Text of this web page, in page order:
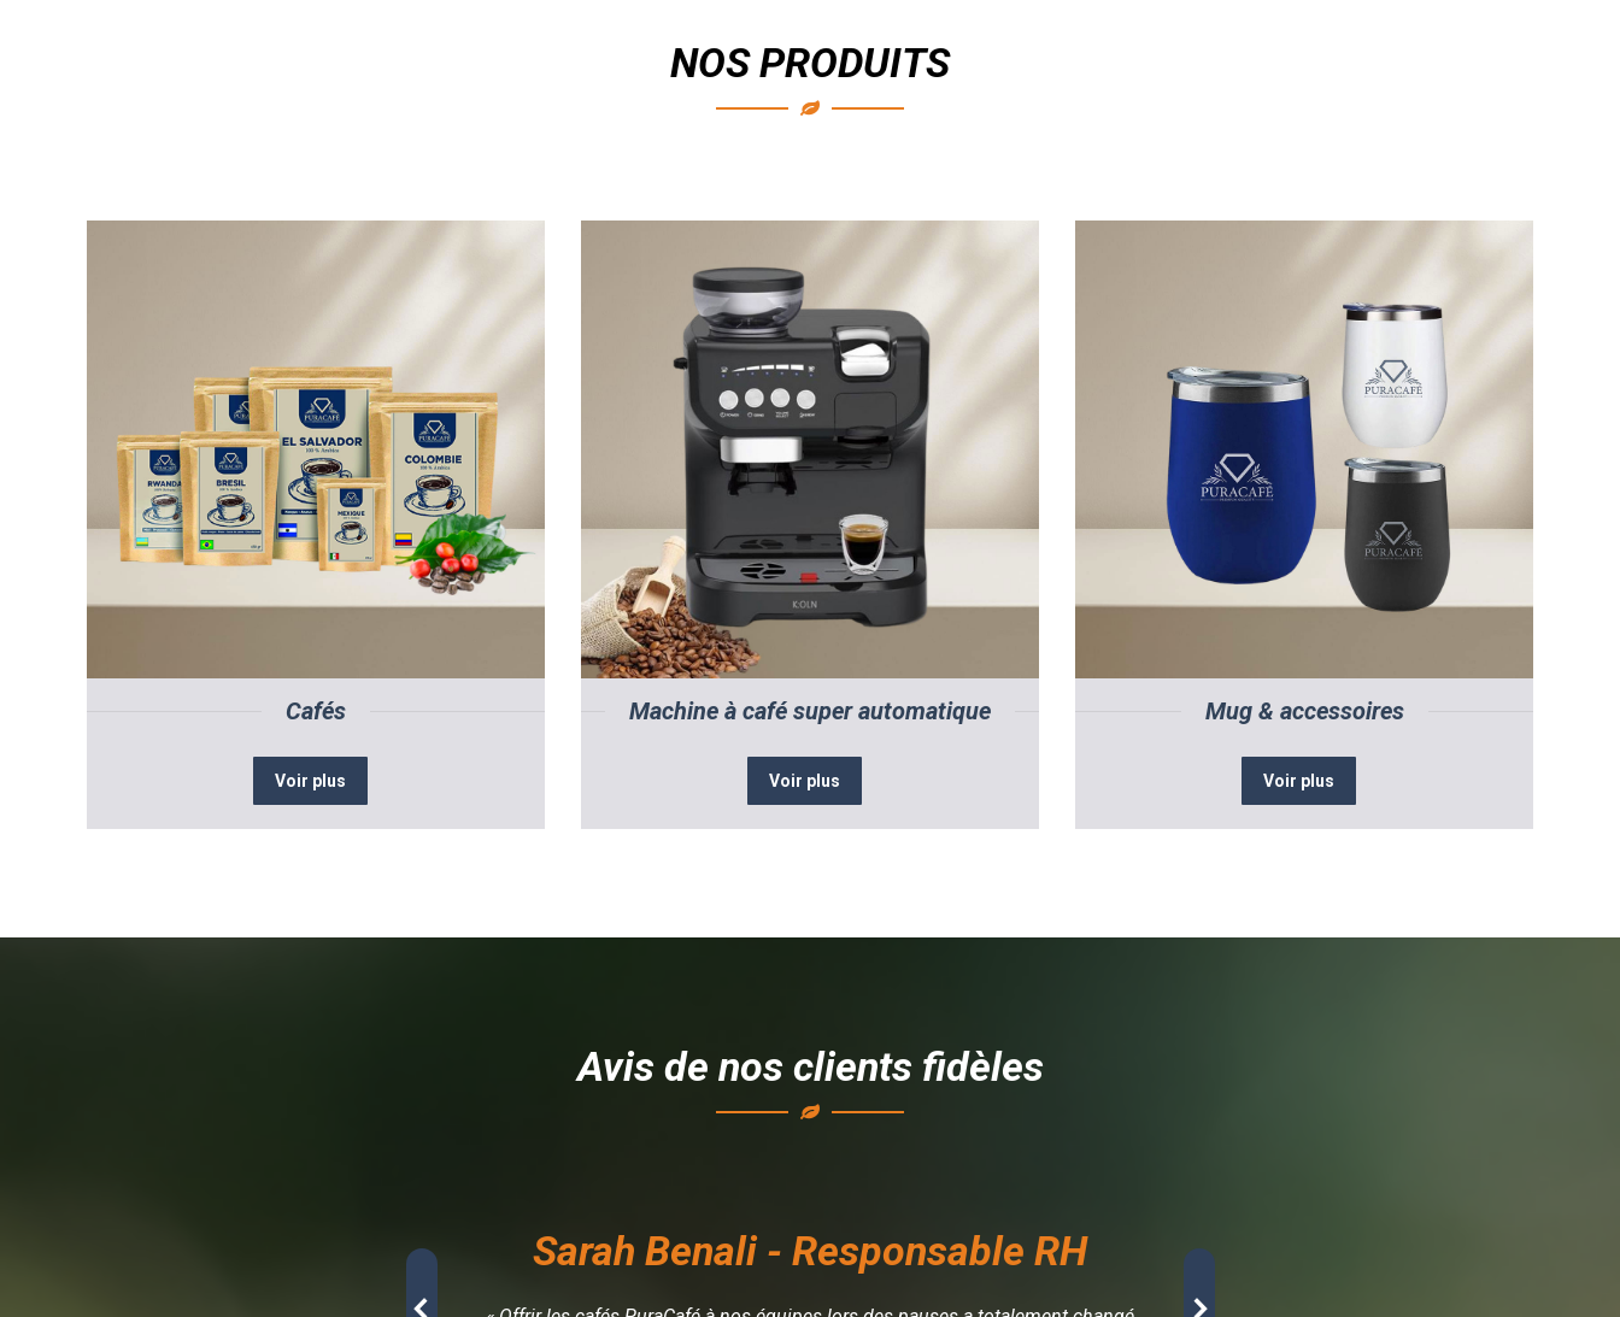
NOS PRODUITS
Cafés
Voir plus
Machine à café super automatique
Voir plus
Mug & accessoires
Voir plus
Avis de nos clients fidèles
- Architecte d’intérieur Sarah Benali - Responsable RH